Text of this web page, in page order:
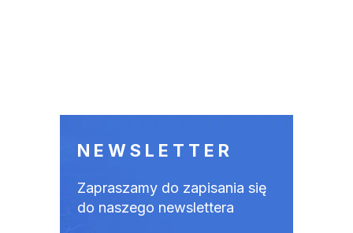
NEWSLETTER
Zapraszamy do zapisania się
do naszego newslettera